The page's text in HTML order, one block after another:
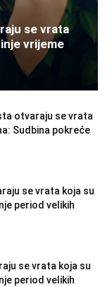
se vrata
vrijeme
otvaraju se vrata
Sudbina pokreće
se vrata koja su
period velikih
se vrata koja su
period velikih